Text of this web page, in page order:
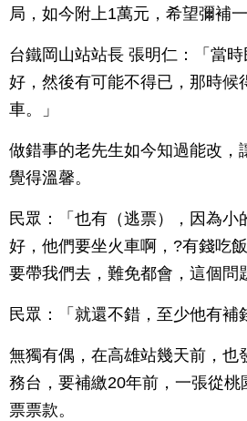
局，如今附上1萬元，希望彌補一
台鐵岡山站站長 張明仁：「當
好，然後有可能不得已，那時候
車。」
做錯事的老先生如今知過能改，
覺得溫馨。
民眾：「也有（逃票），因為小
好，他們要坐火車啊，?有錢吃
要帶我們去，難免都會，這個問
民眾：「就還不錯，至少他有補
無獨有偶，在高雄站幾天前，也
務台，要補繳20年前，一張從
票票款。